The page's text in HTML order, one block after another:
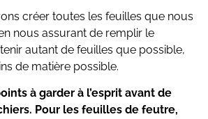
créer toutes les feuilles que nous
nous assurant de remplir le
autant de feuilles que possible,
de matière possible.
à garder à l’esprit avant de
Pour les feuilles de feutre,